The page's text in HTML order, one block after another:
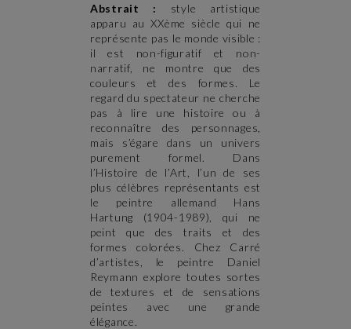
Abstrait :
style artistique
apparu au XXème siècle qui ne
représente pas le monde visible :
il est non-figuratif et non-
narratif, ne montre que des
couleurs et des formes. Le
regard du spectateur ne cherche
pas à lire une histoire ou à
reconnaître des personnages,
mais s’égare dans un univers
purement formel. Dans
l’Histoire de l’Art, l’un de ses
plus célèbres représentants est
le peintre allemand Hans
Hartung (1904-1989), qui ne
peint que des traits et des
formes colorées. Chez Carré
d’artistes, le peintre Daniel
Reymann explore toutes sortes
de textures et de sensations
peintes avec une grande
élégance.